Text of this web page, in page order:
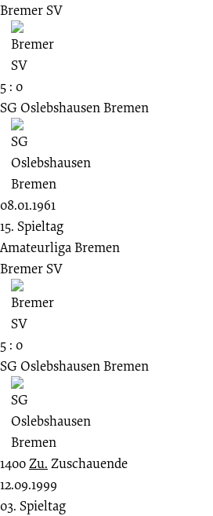
Bremer SV
5 : 0
SG Oslebshausen Bremen
08.01.1961
15. Spieltag
Amateurliga Bremen
Bremer SV
5 : 0
SG Oslebshausen Bremen
1400Zu. Zuschauende
12.09.1999
03. Spieltag